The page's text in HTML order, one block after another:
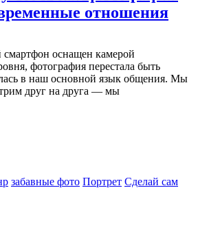
отношения
смартфон оснащен камерой
фотография перестала быть
в наш основной язык общения. Мы
друг на друга — мы
забавные фото Портрет Сделай сам